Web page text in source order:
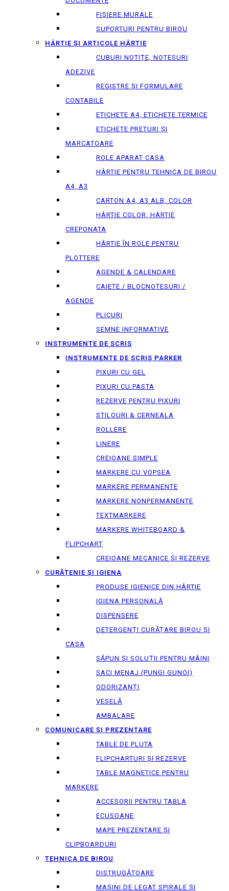
FIȘIERE MURALE
SUPORTURI PENTRU BIROU
HÂRTIE ȘI ARTICOLE HÂRTIE
CUBURI NOTIȚE, NOTESURI
ADEZIVE
REGISTRE ȘI FORMULARE
CONTABILE
ETICHETE A4, ETICHETE TERMICE
ETICHETE PRETURI ȘI
MARCATOARE
ROLE APARAT CASA
HÂRTIE PENTRU TEHNICA DE BIROU
A4, A3
CARTON A4, A3 ALB, COLOR
HÂRTIE COLOR, HÂRTIE
CREPONATA
HÂRTIE ÎN ROLE PENTRU
PLOTTERE
AGENDE & CALENDARE
CAIETE / BLOCNOTESURI /
AGENDE
PLICURI
SEMNE INFORMATIVE
INSTRUMENTE DE SCRIS
INSTRUMENTE DE SCRIS PARKER
PIXURI CU GEL
PIXURI CU PASTA
REZERVE PENTRU PIXURI
STILOURI & СERNEALA
ROLLERE
LINERE
CREIOANE SIMPLE
MARKERE CU VOPSEA
MARKERE PERMANENTE
MARKERE NONPERMANENTE
TEXTMARKERE
MARKERE WHITEBOARD &
FLIPCHART
CREIOANE MECANICE ȘI REZERVE
CURĂȚENIE ȘI IGIENA
PRODUSE IGIENICE DIN HÂRTIE
IGIENA PERSONALĂ
DISPENSERE
DETERGENȚI CURĂȚARE BIROU ȘI
CASA
SĂPUN ȘI SOLUȚII PENTRU MÂINI
SACI MENAJ (PUNGI GUNOI)
ODORIZANȚI
VESELĂ
AMBALARE
COMUNICARE ȘI PREZENTARE
TABLE DE PLUTA
FLIPCHARTURI ȘI REZERVE
TABLE MAGNETICE PENTRU
MARKERE
ACCESORII PENTRU TABLA
ECUSOANE
MAPE PREZENTARE ȘI
CLIPBOARDURI
TEHNICA DE BIROU
DISTRUGĂTOARE
MAȘINI DE LEGAT SPIRALE ȘI